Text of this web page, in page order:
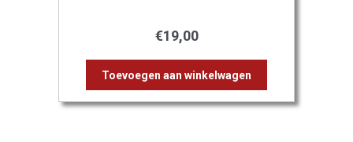
€19,00
Toevoegen aan winkelwagen